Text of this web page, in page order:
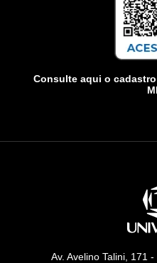
Consulte aqui o
Av. Avelino Talini, 171